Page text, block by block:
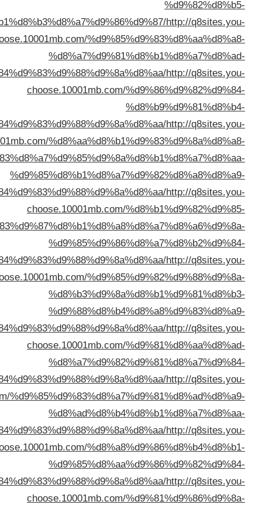
choose.10001mb.com/
choose.10001mb.com/
choose.10001mb.com/
choose.10001mb.com/
choose.10001mb.com/
choose.10001mb.com/
choose.10001mb.com/
choose.10001mb.com/
choose.10001mb.com/